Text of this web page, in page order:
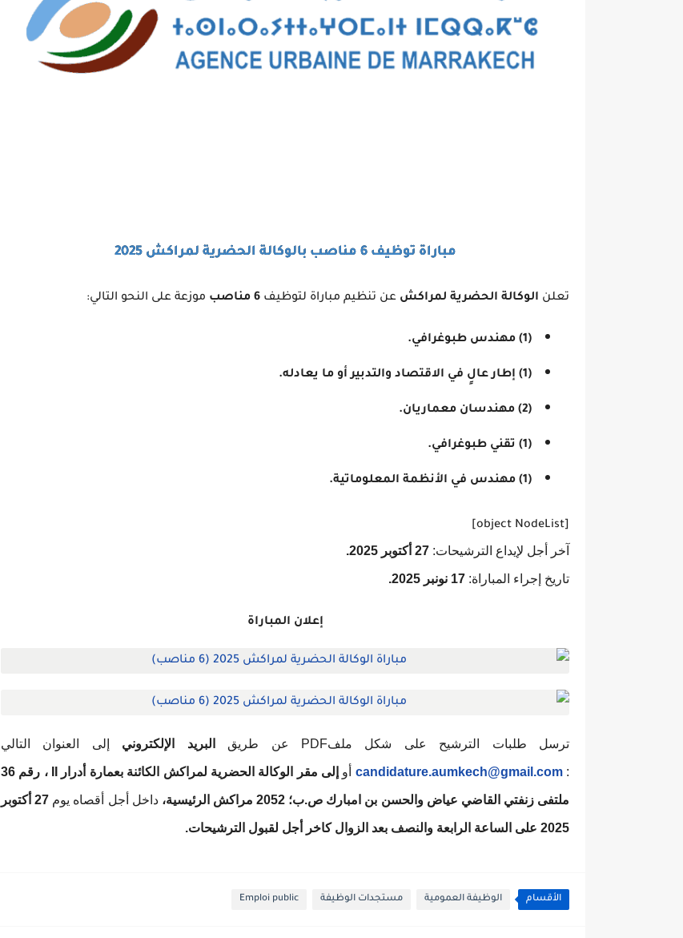
مباراة توظيف 6 مناصب بالوكالة الحضرية لمراكش 2025
تعلن الوكالة الحضرية لمراكش عن تنظيم مباراة لتوظيف 6 مناصب موزعة على النحو التالي:
(1) مهندس طبوغرافي.
(1) إطار عالٍ في الاقتصاد والتدبير أو ما يعادله.
(2) مهندسان معماريان.
(1) تقني طبوغرافي.
(1) مهندس في الأنظمة المعلوماتية.
[object NodeList]
آخر أجل لإيداع الترشيحات: 27 أكتوبر 2025.
تاريخ إجراء المباراة: 17 نونبر 2025.
إعلان المباراة
ترسل طلبات الترشيح على شكل ملفPDF عن طريق البريد الإلكتروني إلى العنوان التالي
:
candidature.aumkech@gmail.com أو إلى مقر الوكالة الحضرية لمراكش الكائنة بعمارة أدرار II ، رقم 36
ملتفى زنفتي القاضي عياض والحسن بن امبارك ص.ب؛ 2052 مراكش الرئيسية، داخل أجل أقصاه يوم 27 أكتوبر
2025 على الساعة الرابعة والنصف بعد الزوال كاخر أجل لقبول الترشيحات.
الأقسام الوظيفة العمومية مستجدات الوظيفة Emploi public